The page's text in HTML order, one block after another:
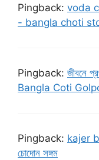
Pingback: voda
- bangla choti
Pingback: জীবনে
Bangla Coti
Pingback: kajer
চোদোন সঙ্গম